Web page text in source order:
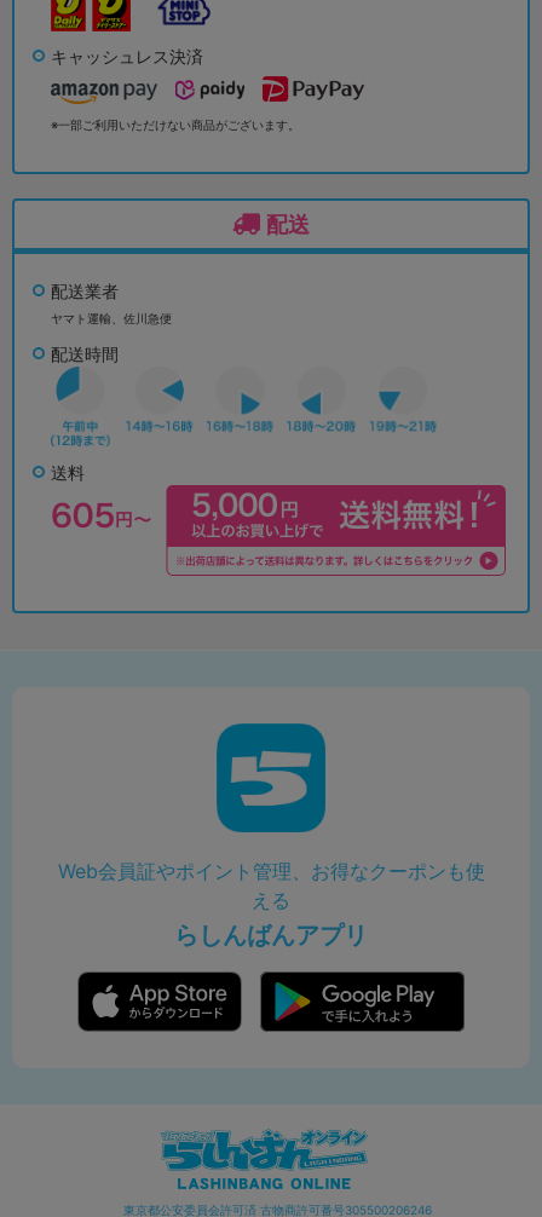
キャッシュレス決済
※一部ご利用いただけない商品がございます。
配送
配送業者
ヤマト運輸、佐川急便
配送時間
送料
Web会員証やポイント管理、お得なクーポンも使
える
らしんばんアプリ
東京都公安委員会許可済 古物商許可番号305500206246